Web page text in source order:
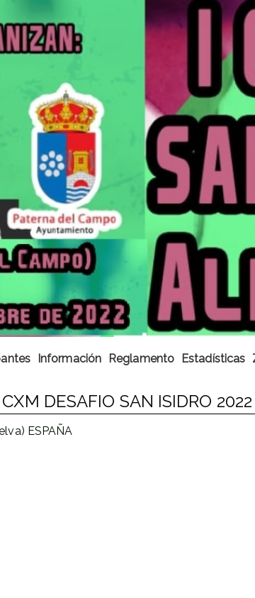
Información Reglamento Estadísticas
DESAFIO SAN ISIDRO
ESPAÑA